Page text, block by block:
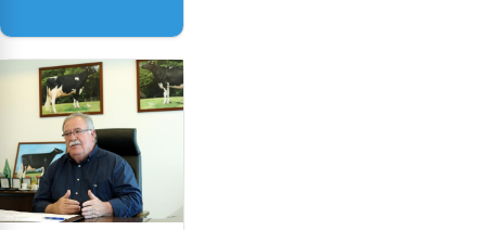
Paisagem’